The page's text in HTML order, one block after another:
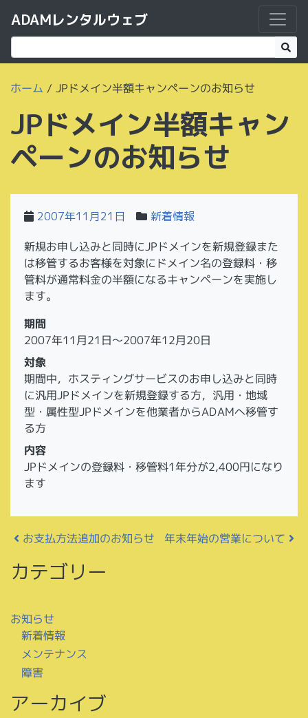
ADAMレンタルウェブ
ホーム /JPドメイン半額キャンペーンのお知らせ
JPドメイン半額キャン
ペーンのお知らせ
2007年11月21日 新着情報
新規お申し込みと同時にJPドメインを新規登録また
は移管するお客様を対象にドメイン名の登録料・移
管料が通常料金の半額になるキャンペーンを実施し
ます。
期間
2007年11月21日～2007年12月20日
対象
期間中，ホスティングサービスのお申し込みと同時
に汎用JPドメインを新規登録する方，汎用・地域
型・属性型JPドメインを他業者からADAMへ移管す
る方
内容
JPドメインの登録料・移管料1年分が2,400円になり
ます
投稿ナビゲーション
お支払方法追加のお知らせ 年末年始の営業について
カテゴリー
お知らせ
新着情報
メンテナンス
障害
アーカイブ